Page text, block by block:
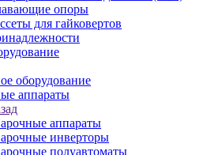
опоры
для гайковертов
оборудование
аппараты
аппараты
инверторы
полуавтоматы